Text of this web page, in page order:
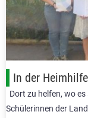
In der
Dort zu helfen, wo
Schülerinnen der